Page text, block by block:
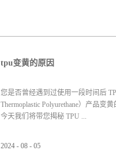
tpu变黄的原因
您是否曾经遇到过使用一段时间后
Thermoplastic Polyurethane）产品变
今天我们将带您揭秘 TPU ...
2024 - 08 - 05